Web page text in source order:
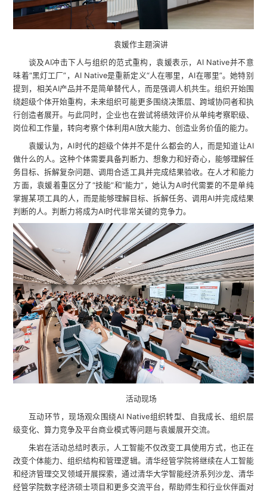
袁媛作主题演讲
谈及AI冲击下人与组织的范式重构，袁媛表示，AI Native并不意
味着“黑灯工厂”，AI Native是重新定义“人在哪里，AI在哪里”。她特别
提到，相关AI产品并不是简单替代人，而是强调人机共生。组织开始围
绕超级个体开始重构，未来组织可能更多围绕决策层、跨域协同者和执
行创造者展开。与此同时，企业也在尝试将绩效评价从单纯考察职级、
岗位和工作量，转向考察个体利用AI放大能力、创造业务价值的能力。
袁媛认为，AI时代的超级个体并不是什么都会的人，而是知道让AI
做什么的人。这种个体需要具备判断力、想象力和好奇心，能够理解任
务目标、拆解复杂问题、调用合适工具并完成结果验收。在人才和能力
方面，袁媛着重区分了“技能”和“能力”，她认为AI时代需要的不是单纯
掌握某项工具的人，而是能够理解目标、拆解任务、调用AI并完成结果
判断的人。判断力将成为AI时代非常关键的竞争力。
活动现场
互动环节，现场观众围绕AI Native组织转型、自我成长、组织层
级变化、算力竞争及平台商业模式等问题与袁媛展开交流。
朱岩在活动总结时表示，人工智能不仅改变工具使用方式，也正在
改变个体能力、组织结构和管理逻辑。清华经管学院将继续在人工智能
和经济管理交叉领域开展探索，通过清华大学智能经济系列沙龙、清华
经管学院数字经济硕士项目和更多交流平台，帮助师生和行业伙伴面对